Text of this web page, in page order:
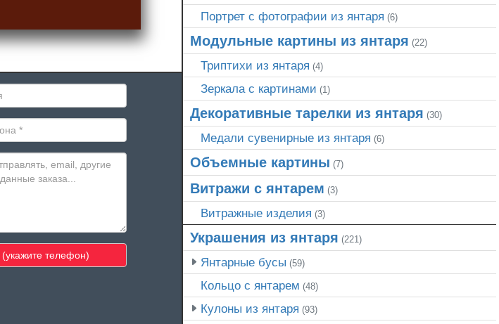
Портрет c фотографии из янтаря (6)
Модульные картины из янтаря (22)
Триптихи из янтаря (4)
Зеркала с картинами (1)
Декоративные тарелки из янтаря (30)
Медали сувенирные из янтаря (6)
Объемные картины (7)
Витражи с янтарем (3)
Витражные изделия (3)
Украшения из янтаря (221)
Янтарные бусы (59)
Кольцо с янтарем (48)
Кулоны из янтаря (93)